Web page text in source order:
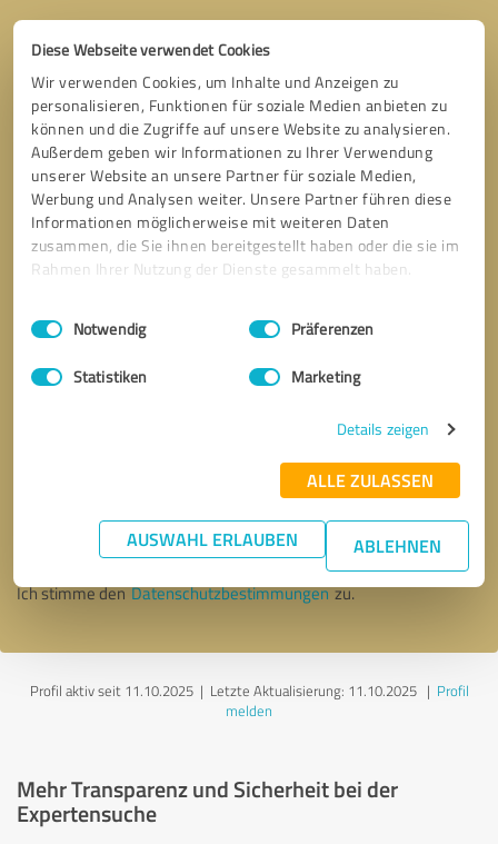
Diese Webseite verwendet Cookies
Wir verwenden Cookies, um Inhalte und Anzeigen zu
personalisieren, Funktionen für soziale Medien anbieten zu
können und die Zugriffe auf unsere Website zu analysieren.
Außerdem geben wir Informationen zu Ihrer Verwendung
unserer Website an unsere Partner für soziale Medien,
Werbung und Analysen weiter. Unsere Partner führen diese
Informationen möglicherweise mit weiteren Daten
zusammen, die Sie ihnen bereitgestellt haben oder die sie im
Rahmen Ihrer Nutzung der Dienste gesammelt haben.
Impressum Datenschutzbestimmungen
Einwilligungsauswahl
Notwendig Präferenzen
Statistiken Marketing
Details zeigen
ALLE ZULASSEN
AUSWAHL ERLAUBEN ABLEHNEN
* Erforderliche Angaben
Nachricht senden
Ich stimme denDatenschutzbestimmungenzu.
Profil aktiv seit 11.10.2025 | Letzte Aktualisierung: 11.10.2025| Profil
melden
Mehr Transparenz und Sicherheit bei der
Expertensuche